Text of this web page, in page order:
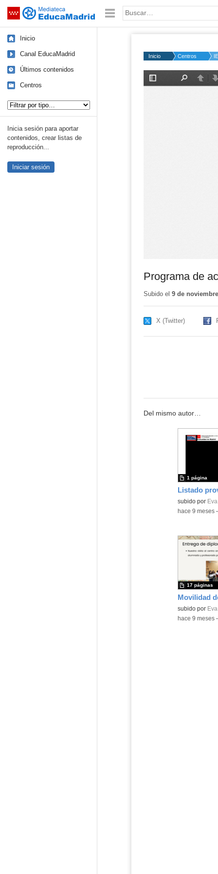
Saltar navegación Palabra o frase:
Inicio
Canal EducaMadrid
Últimos contenidos
Centros
Inicia sesión para aportar
contenidos, crear listas de
reproducción...
Iniciar sesión
Inicio Centros
Programa de
Subido el 9 de
X (Twitter)
Del mismo autor…
Contenido
subido por
1 página
-hace 9 meses-
Contenido
subido por
17 páginas
-hace 9 meses-